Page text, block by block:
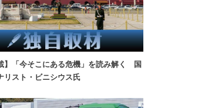
】「今そこにある危機」を読み解く 国
リスト・ビニシウス氏